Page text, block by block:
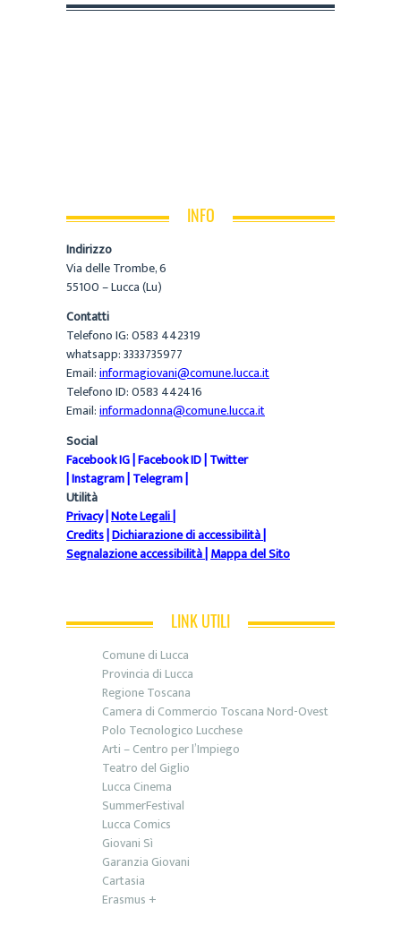
INFO
Indirizzo
Via delle Trombe, 6
55100 – Lucca (Lu)
Contatti
Telefono IG: 0583 442319
whatsapp: 3333735977
Email:informagiovani@comune.lucca.it
Telefono ID: 0583 442416
Email:informadonna@comune.lucca.it
Social
Facebook IG|Facebook ID|Twitter
|Instagram|Telegram|
Utilità
Privacy|Note Legali|
Credits|Dichiarazione di accessibilità|
Segnalazione accessibilità|Mappa del Sito
LINK UTILI
Comune di Lucca
Provincia di Lucca
Regione Toscana
Camera di Commercio Toscana Nord-Ovest
Polo Tecnologico Lucchese
Arti – Centro per l’Impiego
Teatro del Giglio
Lucca Cinema
SummerFestival
Lucca Comics
Giovani Sì
Garanzia Giovani
Cartasia
Erasmus +